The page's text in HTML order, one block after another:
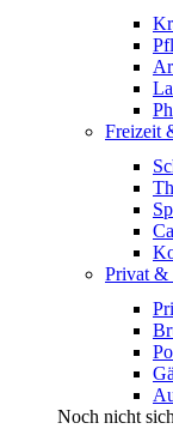
Freizeit
Privat &
Noch nicht